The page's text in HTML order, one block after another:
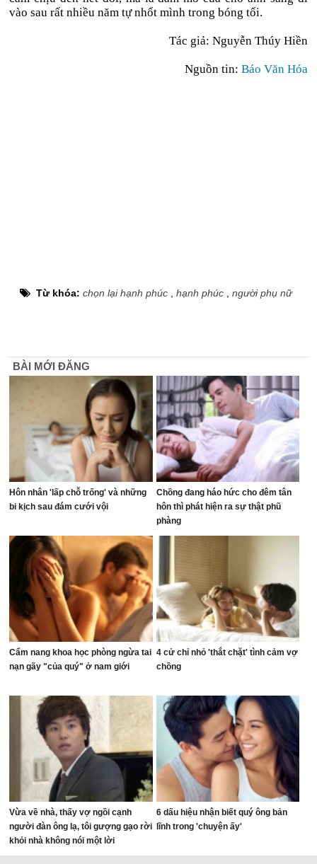
vào sau rất nhiều năm tự nhốt mình trong bóng tối.
Tác giả: Nguyễn Thúy Hiền
Nguồn tin: Báo Văn Hóa
Từ khóa:chọn lại hạnh phúc ,hạnh phúc ,người phụ nữ
BÀI MỚI ĐĂNG
Hôn nhân 'lấp chỗ trống' và những
bi kịch sau đám cưới vội
Chồng đang háo hức cho đêm tân
hôn thì phát hiện ra sự thật phũ
phàng
Cẩm nang khoa học phòng ngừa tai
nạn gãy "của quý" ở nam giới
4 cử chỉ nhỏ 'thắt chặt' tình cảm vợ
chồng
Vừa về nhà, thấy vợ ngồi cạnh
người đàn ông lạ, tôi gượng gạo rời
khỏi nhà không nói một lời
6 dấu hiệu nhận biết quý ông bản
lĩnh trong 'chuyện ấy'